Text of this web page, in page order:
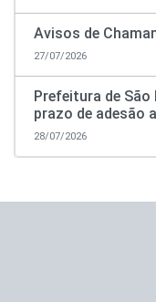
Avisos de
27/07/2026
Prefeitura de
prazo de adesão
28/07/2026